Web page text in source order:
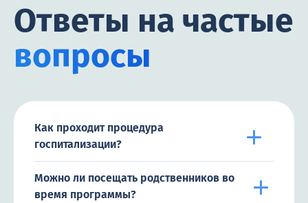
Ответы на частые
вопросы
Как проходит процедура
госпитализации?
Можно ли посещать родственников во
время программы?